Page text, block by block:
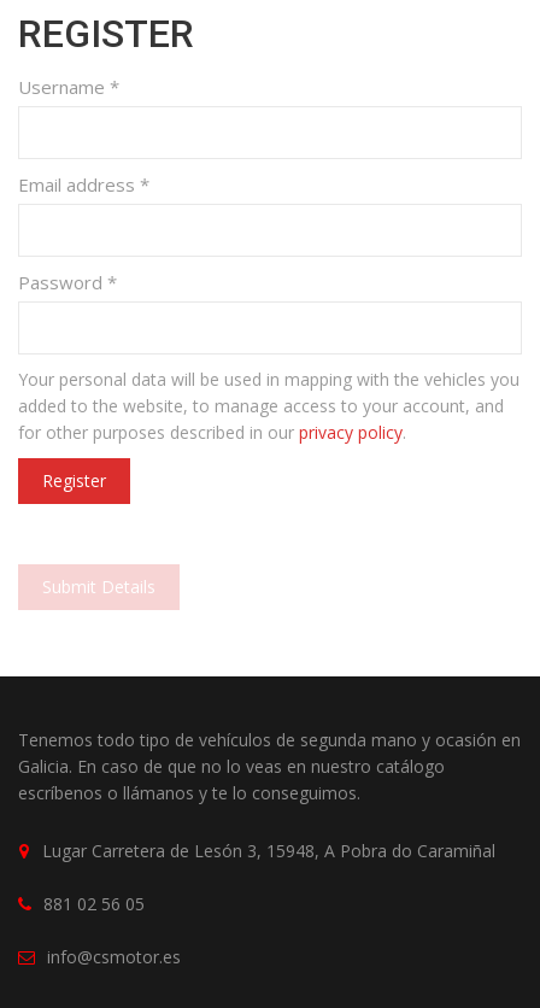
REGISTER
Username *
Email address *
Password *
Your personal data will be used in mapping with the vehicles you
added to the website, to manage access to your account, and
for other purposes described in our privacy policy.
Register
Submit Details
Tenemos todo tipo de vehículos de segunda mano y ocasión en
Galicia. En caso de que no lo veas en nuestro catálogo
escríbenos o llámanos y te lo conseguimos.
Lugar Carretera de Lesón 3, 15948, A Pobra do Caramiñal
881 02 56 05
info@csmotor.es